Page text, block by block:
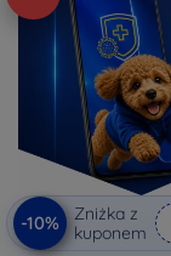
-10%
Zniżka z
kuponem